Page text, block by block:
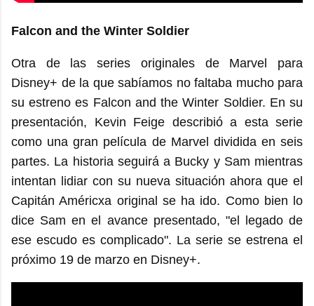
Falcon and the Winter Soldier
Otra de las series originales de Marvel para
Disney+ de la que sabíamos no faltaba mucho para
su estreno es Falcon and the Winter Soldier. En su
presentación, Kevin Feige describió a esta serie
como una gran película de Marvel dividida en seis
partes. La historia seguirá a Bucky y Sam mientras
intentan lidiar con su nueva situación ahora que el
Capitán Américxa original se ha ido. Como bien lo
dice Sam en el avance presentado, "el legado de
ese escudo es complicado". La serie se estrena el
próximo 19 de marzo en Disney+.